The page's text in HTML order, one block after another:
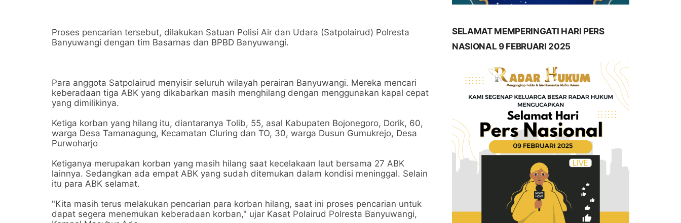
Proses pencarian tersebut, dilakukan Satuan Polisi Air dan Udara (Satpolairud) Polresta
Banyuwangi dengan tim Basarnas dan BPBD Banyuwangi.
Para anggota Satpolairud menyisir seluruh wilayah perairan Banyuwangi. Mereka mencari
keberadaan tiga ABK yang dikabarkan masih menghilang dengan menggunakan kapal cepat
yang dimilikinya.
Ketiga korban yang hilang itu, diantaranya Tolib, 55, asal Kabupaten Bojonegoro, Dorik, 60,
warga Desa Tamanagung, Kecamatan Cluring dan TO, 30, warga Dusun Gumukrejo, Desa
Purwoharjo
Ketiganya merupakan korban yang masih hilang saat kecelakaan laut bersama 27 ABK
lainnya. Sedangkan ada empat ABK yang sudah ditemukan dalam kondisi meninggal. Selain
itu para ABK selamat.
"Kita masih terus melakukan pencarian para korban hilang, saat ini proses pencarian untuk
dapat segera menemukan keberadaan korban," ujar Kasat Polairud Polresta Banyuwangi,
SELAMAT MEMPERINGATI HARI PERS
NASIONAL 9 FEBRUARI 2025